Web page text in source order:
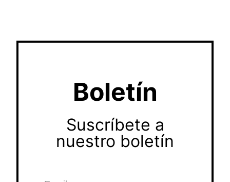
Boletín
Suscríbete a
nuestro boletín